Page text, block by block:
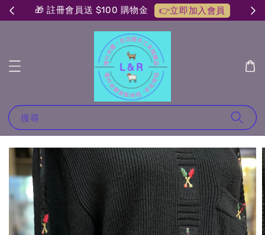
🎁 註冊會員送 $100 購物金 👉立即加入會員
搜尋